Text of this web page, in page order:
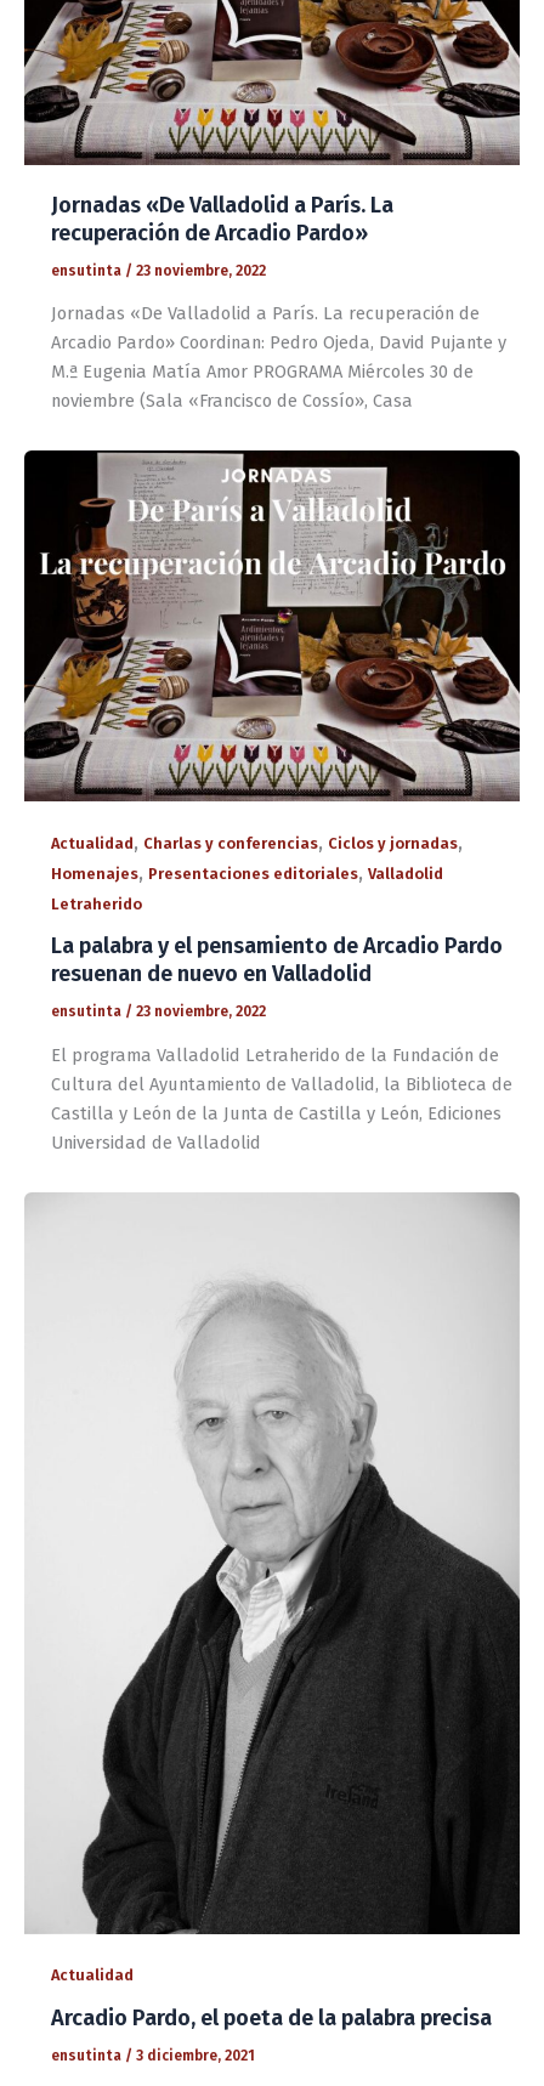
Jornadas «De Valladolid a París. La
recuperación de Arcadio Pardo»
ensutinta / 23 noviembre, 2022
Jornadas «De Valladolid a París. La recuperación de
Arcadio Pardo» Coordinan: Pedro Ojeda, David Pujante y
M.ª Eugenia Matía Amor PROGRAMA Miércoles 30 de
noviembre (Sala «Francisco de Cossío», Casa
Actualidad, Charlas y conferencias, Ciclos y jornadas,
Homenajes, Presentaciones editoriales, Valladolid
Letraherido
La palabra y el pensamiento de Arcadio Pardo
resuenan de nuevo en Valladolid
ensutinta / 23 noviembre, 2022
El programa Valladolid Letraherido de la Fundación de
Cultura del Ayuntamiento de Valladolid, la Biblioteca de
Castilla y León de la Junta de Castilla y León, Ediciones
Universidad de Valladolid
Actualidad
Arcadio Pardo, el poeta de la palabra precisa
ensutinta / 3 diciembre, 2021